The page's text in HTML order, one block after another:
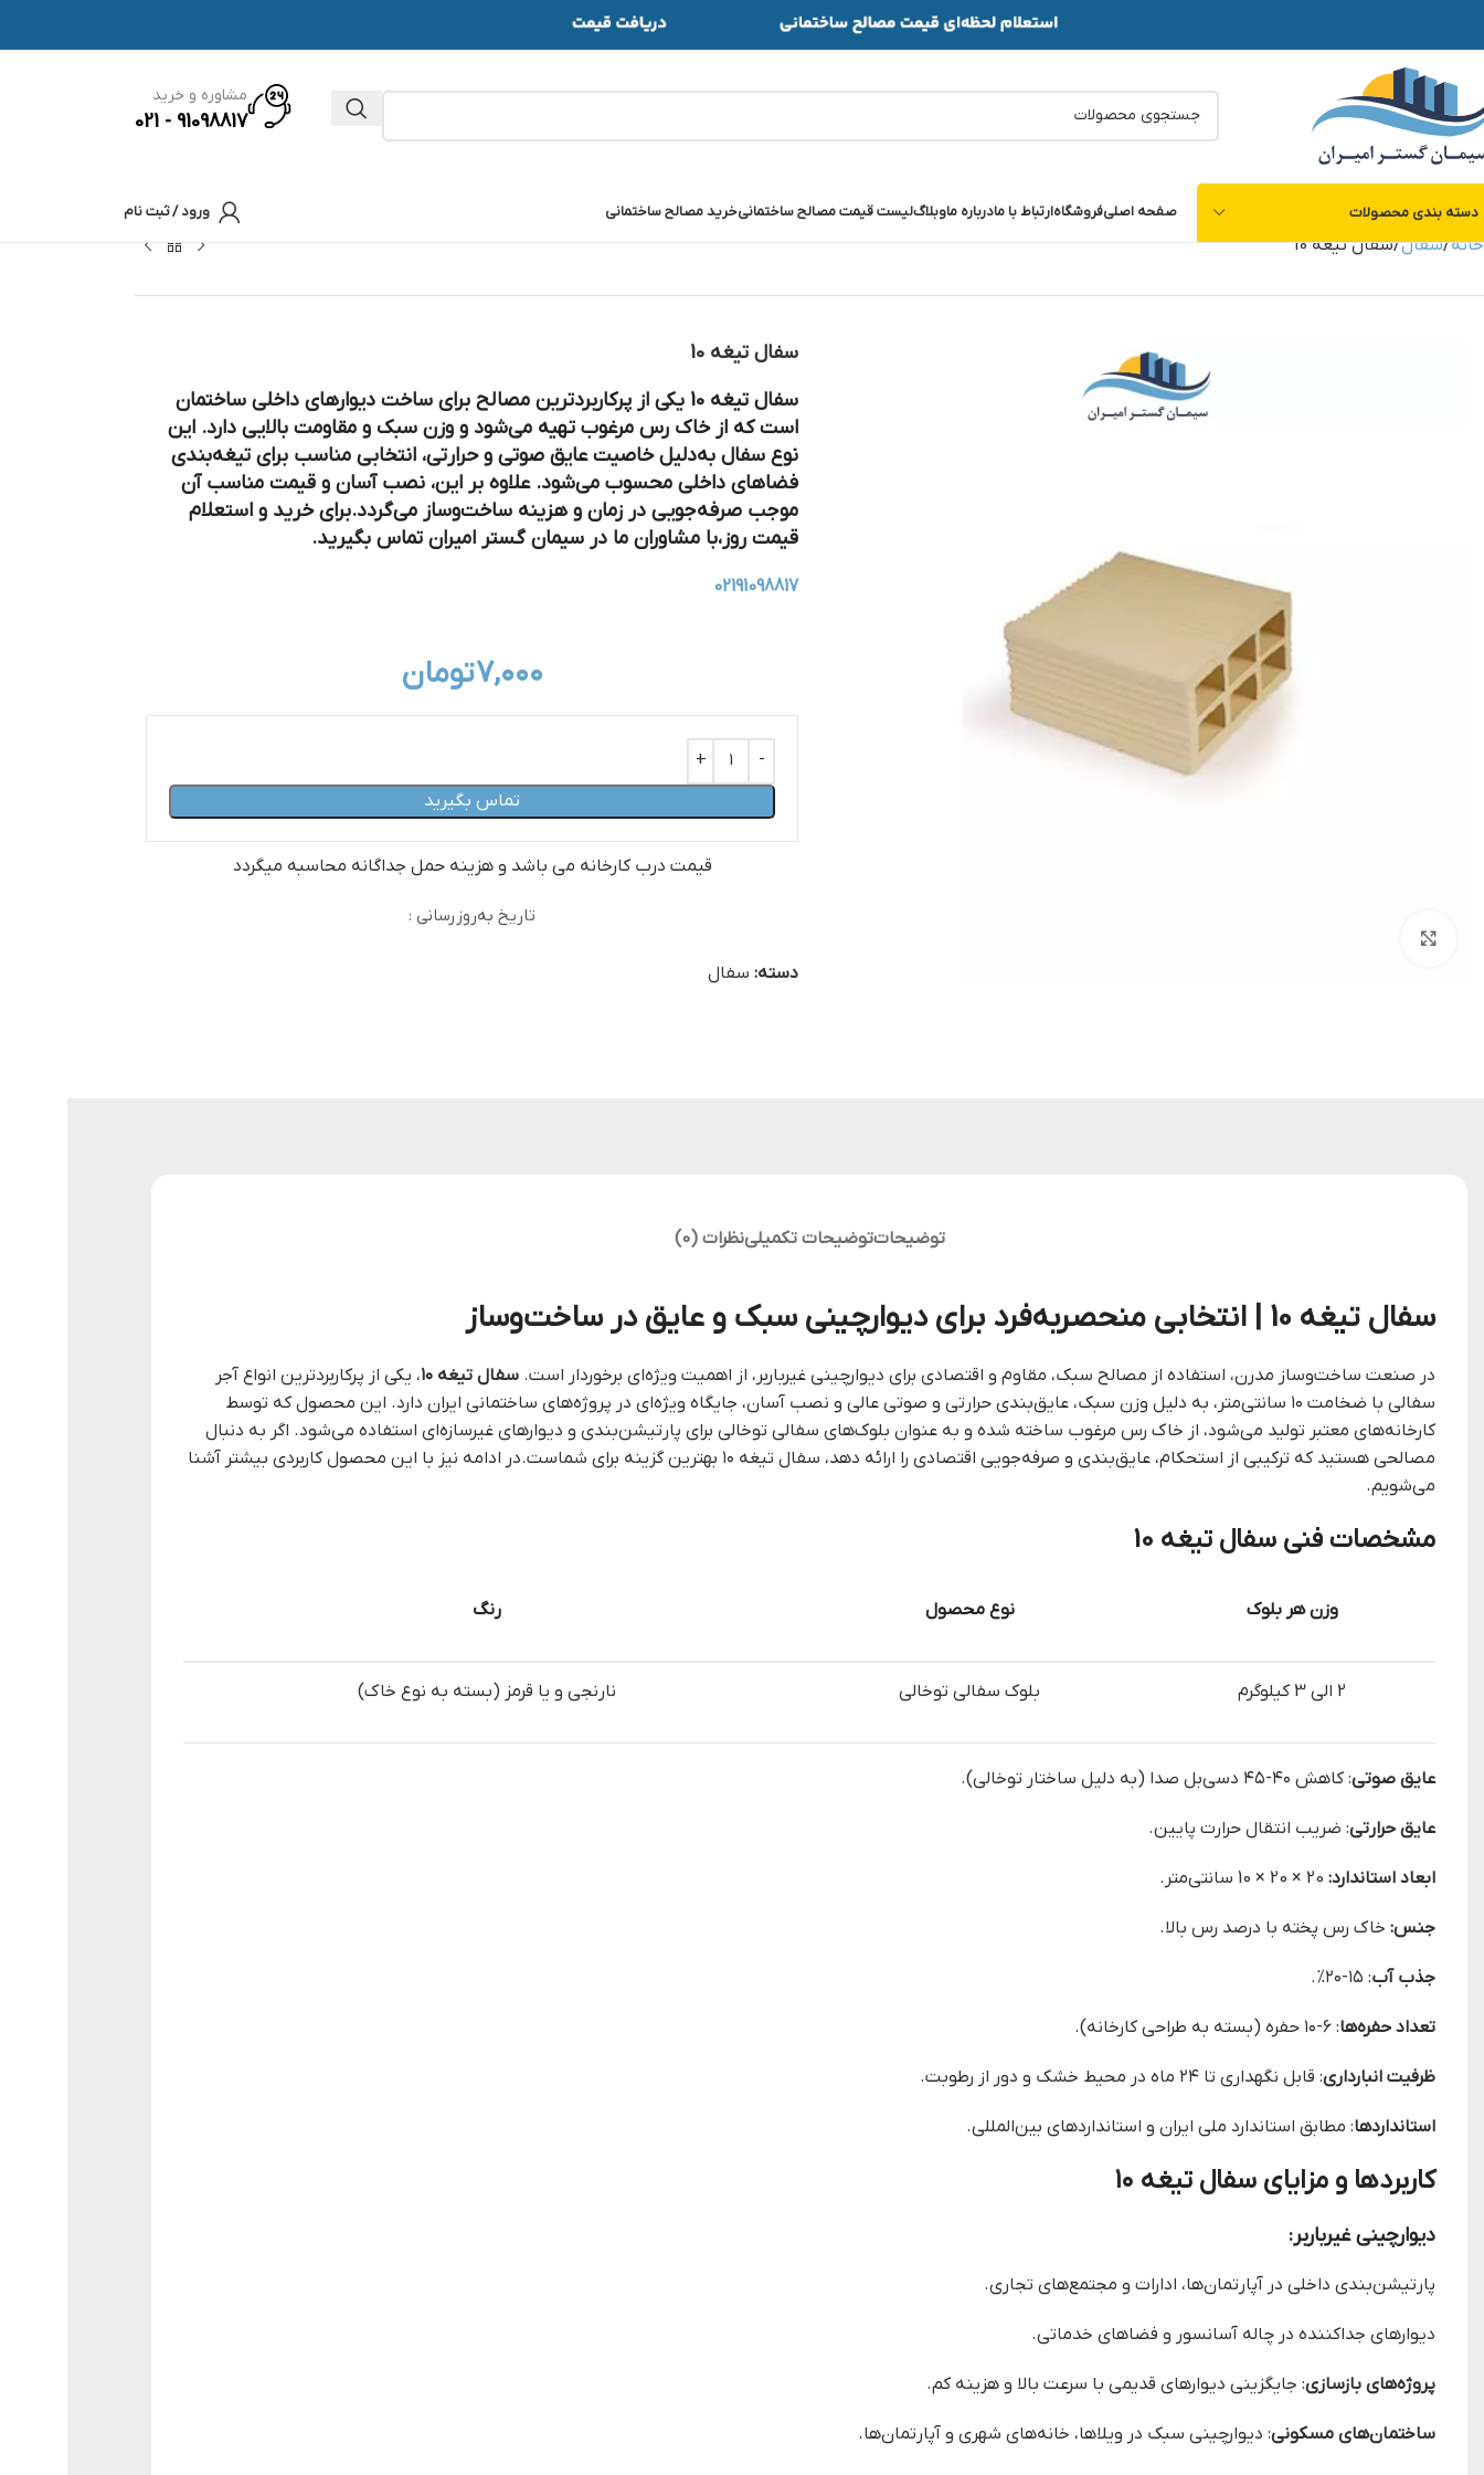
مشاوره و خرید
91098817 - 021
دسته بندی محصولات صفحه اصلیفروشگاهارتباط با مادرباره ماوبلاگلیست قیمت مصالح ساختمانیخرید مصالح ساختمانی ورود / ثبت نام
خانه سفال سفال تیغه 10
سفال تیغه 10
سفال تیغه 10 یکی از پرکاربردترین مصالح برای ساخت دیوارهای داخلی ساختمان
است که از خاک رس مرغوب تهیه می‌شود و وزن سبک و مقاومت بالایی دارد. این
نوع سفال به‌دلیل خاصیت عایق صوتی و حرارتی، انتخابی مناسب برای تیغه‌بندی
فضاهای داخلی محسوب می‌شود. علاوه بر این، نصب آسان و قیمت مناسب آن
موجب صرفه‌جویی در زمان و هزینه ساخت‌وساز می‌گردد.برای خرید و استعلام
قیمت روز،با مشاوران ما در سیمان گستر امیران تماس بگیرید.
02191098817
۷,۰۰۰تومان
تماس بگیرید
قیمت درب کارخانه می‏ باشد و هزینه حمل جداگانه محاسبه میگردد
تاریخ به‌روزرسانی :
دسته: سفال
توضیحاتتوضیحات تکمیلینظرات (0)
سفال تیغه 10 | انتخابی منحصر‌به‌فرد برای دیوارچینی سبک و عایق در ساخت‌وساز
در صنعت ساخت‌وساز مدرن، استفاده از مصالح سبک، مقاوم و اقتصادی برای دیوارچینی غیرباربر، از اهمیت ویژه‌ای برخوردار است. سفال تیغه ۱۰
، یکی از پرکاربردترین انواع آجر
سفالی با ضخامت ۱۰ سانتی‌متر، به دلیل وزن سبک، عایق‌بندی حرارتی و صوتی عالی و نصب آسان، جایگاه ویژه‌ای در پروژه‌های ساختمانی ایران دارد. این محصول که توسط
کارخانه‌های معتبر تولید می‌شود، از خاک رس مرغوب ساخته شده و به عنوان بلوک‌های سفالی توخالی برای پارتیشن‌بندی و دیوارهای غیرسازه‌ای استفاده می‌شود. اگر به دنبال
مصالحی هستید که ترکیبی از استحکام، عایق‌بندی و صرفه‌جویی اقتصادی را ارائه دهد، سفال تیغه ۱۰ بهترین گزینه برای شماست.در ادامه نیز با این محصول کاربردی بیشتر آشنا
می‌شویم.
مشخصات فنی سفال تیغه 10
وزن هر بلوک نوع محصول رنگ
2 الی 3 کیلوگرم بلوک سفالی توخالی نارنجی و یا قرمز (بسته به نوع خاک)
عایق صوتی: کاهش ۴۰-۴۵ دسی‌بل صدا (به دلیل ساختار توخالی).
عایق حرارتی: ضریب انتقال حرارت پایین.
ابعاد استاندارد:
جنس: خاک رس پخته با درصد رس بالا.
جذب آب: ۱۵-۲۰%.
تعداد حفره‌ها: ۶-۱۰ حفره (بسته به طراحی کارخانه).
ظرفیت انبارداری: قابل نگهداری تا ۲۴ ماه در محیط خشک و دور از رطوبت.
استانداردها: مطابق استاندارد ملی ایران و استانداردهای بین‌المللی.
کاربردها و مزایای سفال تیغه ۱۰
دیوارچینی غیرباربر:
پارتیشن‌بندی داخلی در آپارتمان‌ها، ادارات و مجتمع‌های تجاری.
دیوارهای جداکننده در چاله آسانسور و فضاهای خدماتی.
پروژه‌های بازسازی: جایگزینی دیوارهای قدیمی با سرعت بالا و هزینه کم.
ساختمان‌های مسکونی: دیوارچینی سبک در ویلاها، خانه‌های شهری و آپارتمان‌ها.